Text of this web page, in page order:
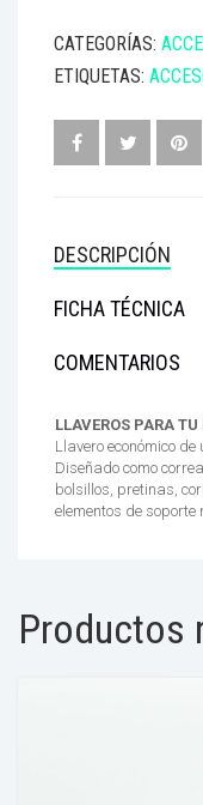
CATEGORÍAS:
ETIQUETAS:
DESCRIPCIÓN
FICHA TÉCNICA
COMENTARIOS
LLAVEROS PARA
Llavero económico
Diseñado como
bolsillos, pretinas,
elementos de soporte
Productos